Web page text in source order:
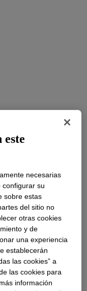
este
necesarias
configurar su
sobre estas
del sitio no
otras cookies
y de
una experiencia
establecerán
las cookies” a
las cookies para
información